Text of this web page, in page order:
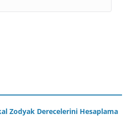
Zodyak Derecelerini Hesaplama